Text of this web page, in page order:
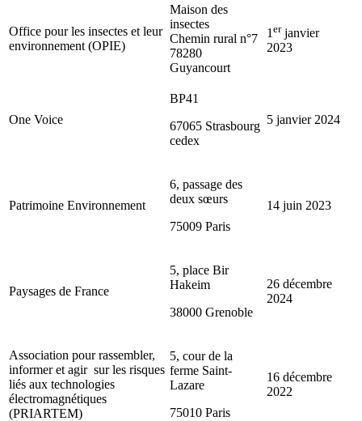
Office pour les insectes et leur
environnement (OPIE)
Maison des
insectes
Chemin rural n°7
78280
Guyancourt
1 erjanvier
2023
One Voice
BP41
67065 Strasbourg
cedex
5 janvier 2024
Patrimoine Environnement
6, passage des
deux sœurs
75009 Paris
14 juin 2023
Paysages de France
5, place Bir
Hakeim
38000 Grenoble
26 décembre
2024
Association pour rassembler,
informer et agir sur les risques
liés aux technologies
électromagnétiques
(PRIARTEM)
5, cour de la
ferme Saint-
Lazare
75010 Paris
16 décembre
2022